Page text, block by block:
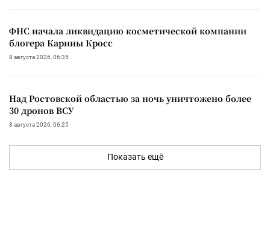
ФНС начала ликвидацию косметической компании
блогера Карины Кросс
8 августа 2026, 06:35
Над Ростовской областью за ночь уничтожено более
30 дронов ВСУ
8 августа 2026, 06:25
Показать ещё